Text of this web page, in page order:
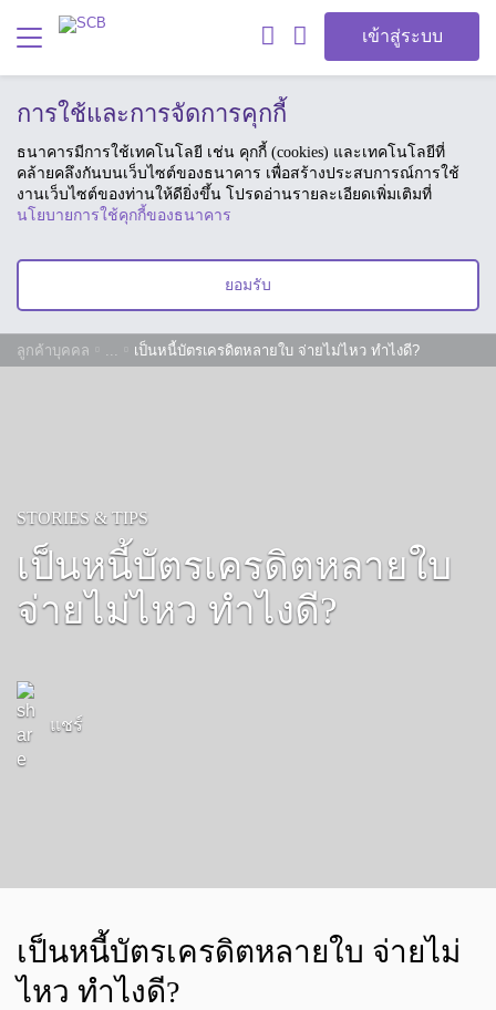
เข้าสู่ระบบ
การใช้และการจัดการคุกกี้
ธนาคารมีการใช้เทคโนโลยี เช่น คุกกี้ (cookies) และเทคโนโลยีที่
คล้ายคลึงกันบนเว็บไซต์ของธนาคาร เพื่อสร้างประสบการณ์การใช้
งานเว็บไซต์ของท่านให้ดียิ่งขึ้น โปรดอ่านรายละเอียดเพิ่มเติมที่
นโยบายการใช้คุกกี้ของธนาคาร
ยอมรับ
ลูกค้าบุคคล ... เป็นหนี้บัตรเครดิตหลายใบ จ่ายไม่ไหว ทำไงดี?
STORIES & TIPS
เป็นหนี้บัตรเครดิตหลายใบ
จ่ายไม่ไหว ทำไงดี?
แชร์
เป็นหนี้บัตรเครดิตหลายใบ จ่ายไม่
ไหว ทำไงดี?